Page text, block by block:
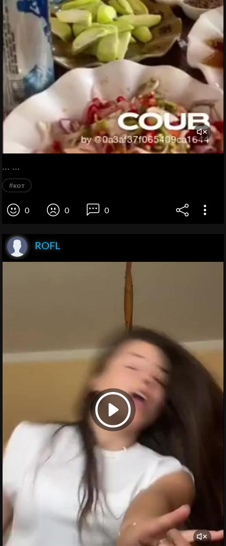
... ...
#кот
0 0 0
ROFL